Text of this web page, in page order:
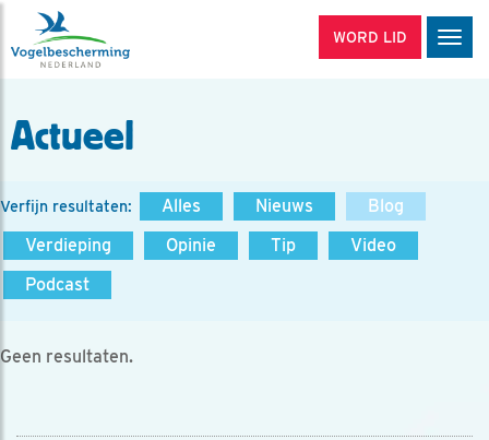
WORD LID
Actueel
Verfijn resultaten: Alles Nieuws
Blog
Verdieping
Opinie Tip
Video
Podcast
Geen resultaten.